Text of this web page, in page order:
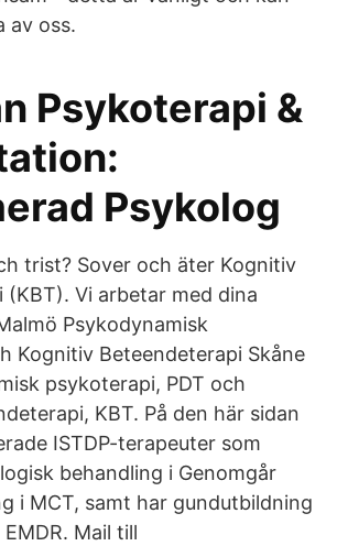
av oss.
Psykoterapi &
Psykolog
trist? Sover och äter Kognitiv
(KBT). Vi arbetar med dina
Psykodynamisk
Kognitiv Beteendeterapi Skåne
psykoterapi, PDT och
KBT. På den här sidan
ISTDP-terapeuter som
behandling i Genomgår
i MCT, samt har gundutbildning
Mail till